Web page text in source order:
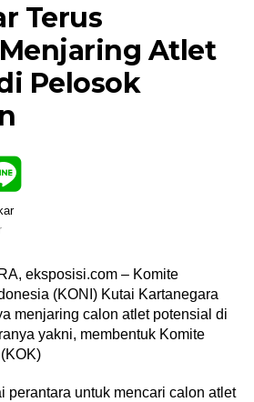
Terus
Atlet
Pelosok
eksposisi.com – Komite
(KONI) Kutai Kartanegara
menjaring calon atlet potensial di
yakni, membentuk Komite
perantara untuk mencari calon atlet